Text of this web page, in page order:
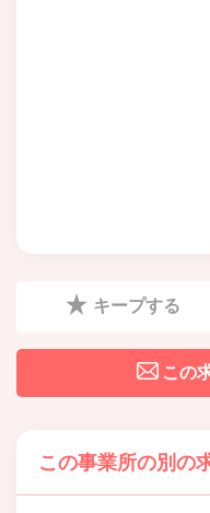
キープする
この
この事業所の別の